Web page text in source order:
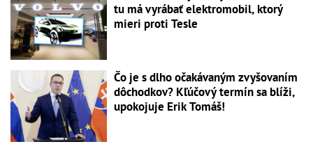
tu má vyrábať elektromobil, ktorý
mieri proti Tesle
Čo je s dlho očakávaným zvyšovaním
dôchodkov? Kľúčový termín sa blíži,
upokojuje Erik Tomáš!